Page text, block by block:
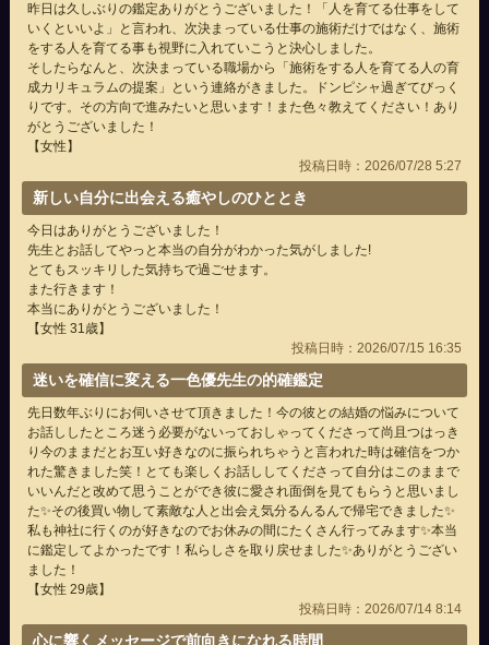
昨日は久しぶりの鑑定ありがとうございました！「人を育てる仕事をして
いくといいよ」と言われ、次決まっている仕事の施術だけではなく、施術
をする人を育てる事も視野に入れていこうと決心しました。
そしたらなんと、次決まっている職場から「施術をする人を育てる人の育
成カリキュラムの提案」という連絡がきました。ドンピシャ過ぎてびっく
りです。その方向で進みたいと思います！また色々教えてください！あり
がとうございました！
【女性】
投稿日時：2026/07/28 5:27
新しい自分に出会える癒やしのひととき
今日はありがとうございました！
先生とお話してやっと本当の自分がわかった気がしました!
とてもスッキリした気持ちで過ごせます。
また行きます！
本当にありがとうございました！
【女性 31歳】
投稿日時：2026/07/15 16:35
迷いを確信に変える一色優先生の的確鑑定
先日数年ぶりにお伺いさせて頂きました！今の彼との結婚の悩みについて
お話ししたところ迷う必要がないっておしゃってくださって尚且つはっき
り今のままだとお互い好きなのに振られちゃうと言われた時は確信をつか
れた驚きました笑！とても楽しくお話ししてくださって自分はこのままで
いいんだと改めて思うことができ彼に愛され面倒を見てもらうと思いまし
た✨その後買い物して素敵な人と出会え気分るんるんで帰宅できました✨
私も神社に行くのが好きなのでお休みの間にたくさん行ってみます✨本当
に鑑定してよかったです！私らしさを取り戻せました✨ありがとうござい
ました！
【女性 29歳】
投稿日時：2026/07/14 8:14
心に響くメッセージで前向きになれる時間